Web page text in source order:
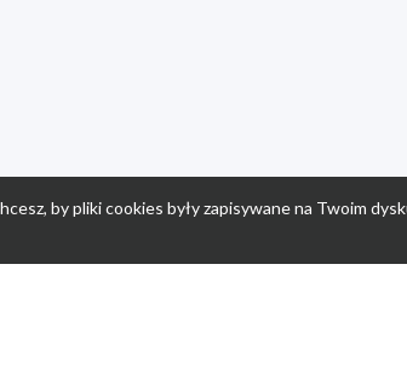
by pliki cookies były zapisywane na Twoim